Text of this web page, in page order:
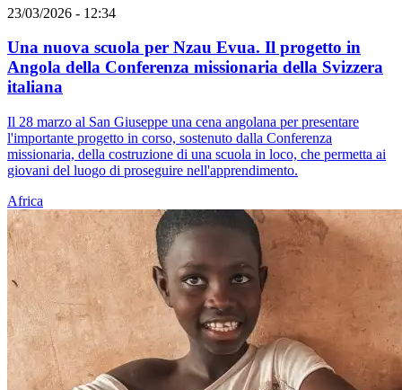
23/03/2026 - 12:34
Una nuova scuola per Nzau Evua. Il progetto in
Angola della Conferenza missionaria della Svizzera
italiana
Il 28 marzo al San Giuseppe una cena angolana per presentare
l'importante progetto in corso, sostenuto dalla Conferenza
missionaria, della costruzione di una scuola in loco, che permetta ai
giovani del luogo di proseguire nell'apprendimento.
Africa